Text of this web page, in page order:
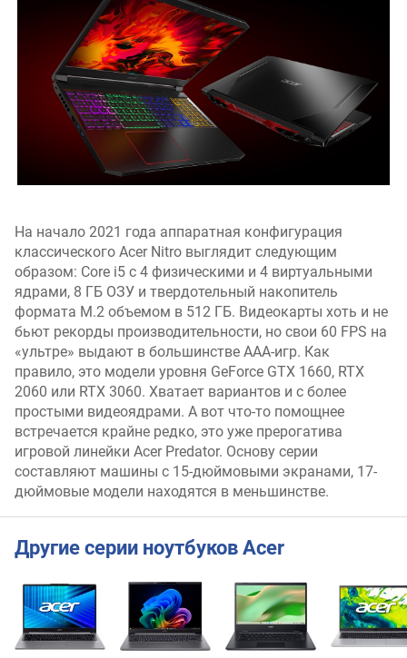
(
%
)
ц
в
о
в
о
й
о
х
в
а
(
T
S
C
)
На начало 2021 года аппаратная конфигурация
классического Acer Nitro выглядит следующим
образом: Core i5 c 4 физическими и 4 виртуальными
ядрами, 8 ГБ ОЗУ и твердотельный накопитель
формата M.2 объемом в 512 ГБ. Видеокарты хоть и не
бьют рекорды производительности, но свои 60 FPS на
«ультре» выдают в большинстве ААА-игр. Как
правило, это модели уровня GeForce GTX 1660, RTX
2060 или RTX 3060. Хватает вариантов и с более
простыми видеоядрами. А вот что-то помощнее
встречается крайне редко, это уже прерогатива
игровой линейки Acer Predator. Основу серии
составляют машины с 15-дюймовыми экранами, 17-
дюймовые модели находятся в меньшинстве.
Другие серии ноутбуков Acer